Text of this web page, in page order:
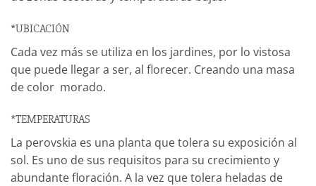
*UBICACIÓN
Cada vez más se utiliza en los jardines, por lo vistosa
que puede llegar a ser, al florecer. Creando una masa
de color morado.
*TEMPERATURAS
La perovskia es una planta que tolera su exposición al
sol. Es uno de sus requisitos para su crecimiento y
abundante floración. A la vez que tolera heladas de